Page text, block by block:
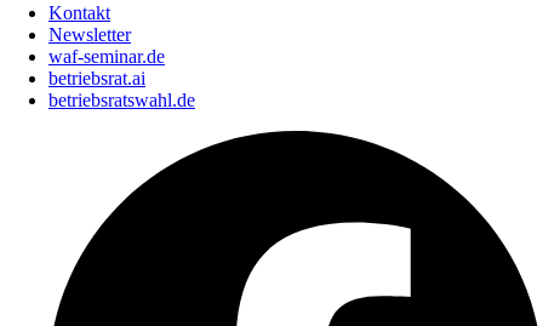
Kontakt
Newsletter
waf-seminar.de
betriebsrat.ai
betriebsratswahl.de